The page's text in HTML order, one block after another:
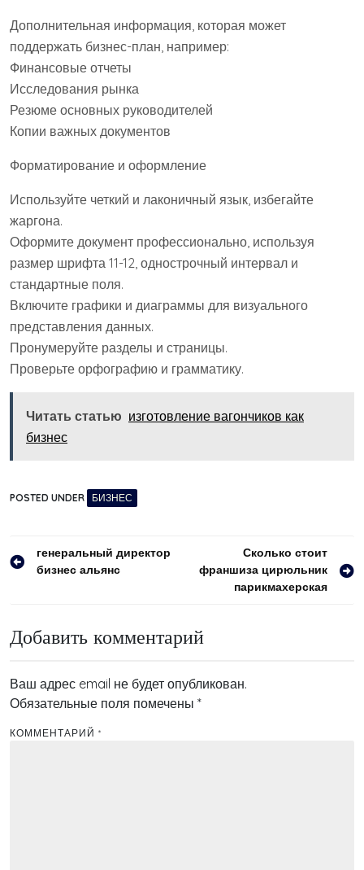
Дополнительная информация, которая может
поддержать бизнес-план, например:
Финансовые отчеты
Исследования рынка
Резюме основных руководителей
Копии важных документов
Форматирование и оформление
Используйте четкий и лаконичный язык, избегайте
жаргона.
Оформите документ профессионально, используя
размер шрифта 11-12, однострочный интервал и
стандартные поля.
Включите графики и диаграммы для визуального
представления данных.
Пронумеруйте разделы и страницы.
Проверьте орфографию и грамматику.
Читать статью изготовление вагончиков как
бизнес
POSTED UNDER БИЗНЕС
Навигация
генеральный директор
бизнес альянс
Сколько стоит
франшиза цирюльник
парикмахерская
Добавить комментарий
Ваш адрес email не будет опубликован.
Обязательные поля помечены *
КОММЕНТАРИЙ *